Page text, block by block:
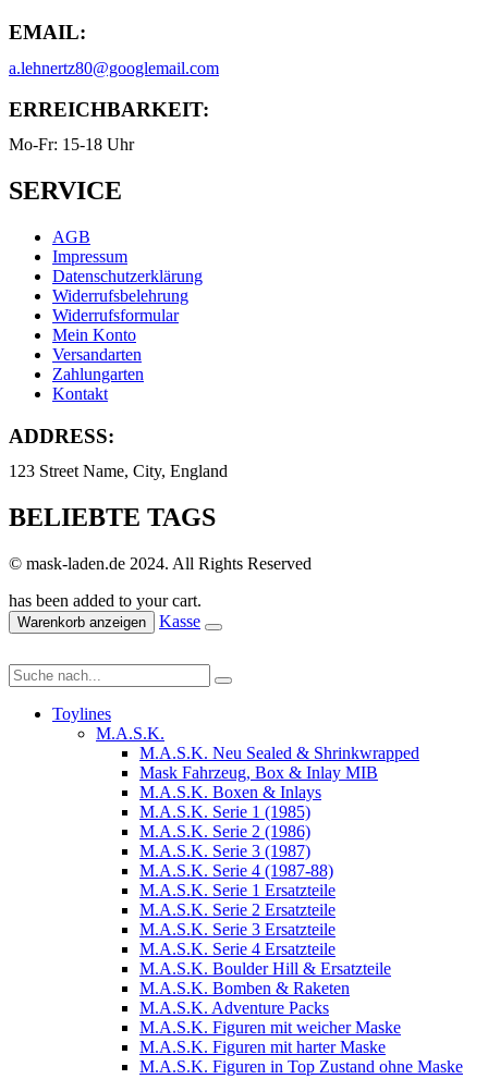
EMAIL:
a.lehnertz80@googlemail.com
ERREICHBARKEIT:
Mo-Fr: 15-18 Uhr
SERVICE
AGB
Impressum
Datenschutzerklärung
Widerrufsbelehrung
Widerrufsformular
Mein Konto
Versandarten
Zahlungarten
Kontakt
ADDRESS:
123 Street Name, City, England
BELIEBTE TAGS
© mask-laden.de 2024. All Rights Reserved
has been added to your cart.
Warenkorb anzeigen Kasse
Toylines
M.A.S.K.
M.A.S.K. Neu Sealed & Shrinkwrapped
Mask Fahrzeug, Box & Inlay MIB
M.A.S.K. Boxen & Inlays
M.A.S.K. Serie 1 (1985)
M.A.S.K. Serie 2 (1986)
M.A.S.K. Serie 3 (1987)
M.A.S.K. Serie 4 (1987-88)
M.A.S.K. Serie 1 Ersatzteile
M.A.S.K. Serie 2 Ersatzteile
M.A.S.K. Serie 3 Ersatzteile
M.A.S.K. Serie 4 Ersatzteile
M.A.S.K. Boulder Hill & Ersatzteile
M.A.S.K. Bomben & Raketen
M.A.S.K. Adventure Packs
M.A.S.K. Figuren mit weicher Maske
M.A.S.K. Figuren mit harter Maske
M.A.S.K. Figuren in Top Zustand ohne Maske